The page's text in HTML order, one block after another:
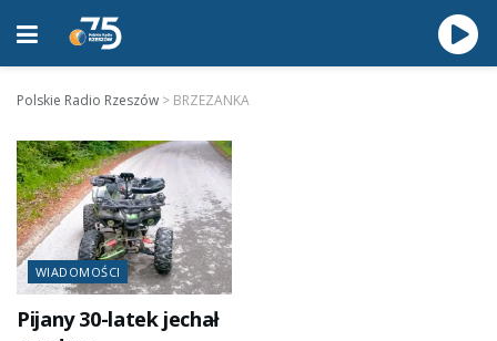
Polskie Radio Rzeszów > BRZEZANKA
WIADOMOŚCI
Pijany 30-latek jechał